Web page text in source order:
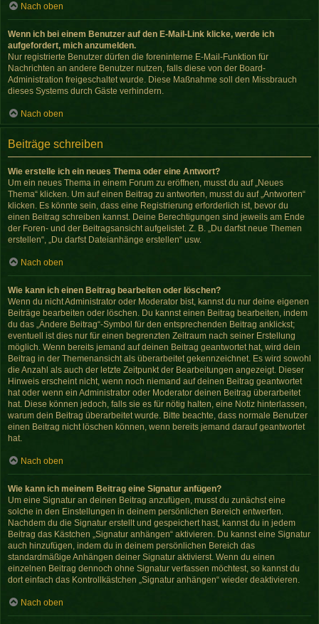
Nach oben
Wenn ich bei einem Benutzer auf den E-Mail-Link klicke, werde ich
aufgefordert, mich anzumelden.
Nur registrierte Benutzer dürfen die foreninterne E-Mail-Funktion für
Nachrichten an andere Benutzer nutzen, falls diese von der Board-
Administration freigeschaltet wurde. Diese Maßnahme soll den Missbrauch
dieses Systems durch Gäste verhindern.
Nach oben
Beiträge schreiben
Wie erstelle ich ein neues Thema oder eine Antwort?
Um ein neues Thema in einem Forum zu eröffnen, musst du auf „Neues
Thema“ klicken. Um auf einen Beitrag zu antworten, musst du auf „Antworten“
klicken. Es könnte sein, dass eine Registrierung erforderlich ist, bevor du
einen Beitrag schreiben kannst. Deine Berechtigungen sind jeweils am Ende
der Foren- und der Beitragsansicht aufgelistet. Z. B. „Du darfst neue Themen
erstellen“, „Du darfst Dateianhänge erstellen“ usw.
Nach oben
Wie kann ich einen Beitrag bearbeiten oder löschen?
Wenn du nicht Administrator oder Moderator bist, kannst du nur deine eigenen
Beiträge bearbeiten oder löschen. Du kannst einen Beitrag bearbeiten, indem
du das „Ändere Beitrag“-Symbol für den entsprechenden Beitrag anklickst;
eventuell ist dies nur für einen begrenzten Zeitraum nach seiner Erstellung
möglich. Wenn bereits jemand auf deinen Beitrag geantwortet hat, wird dein
Beitrag in der Themenansicht als überarbeitet gekennzeichnet. Es wird sowohl
die Anzahl als auch der letzte Zeitpunkt der Bearbeitungen angezeigt. Dieser
Hinweis erscheint nicht, wenn noch niemand auf deinen Beitrag geantwortet
hat oder wenn ein Administrator oder Moderator deinen Beitrag überarbeitet
hat. Diese können jedoch, falls sie es für nötig halten, eine Notiz hinterlassen,
warum dein Beitrag überarbeitet wurde. Bitte beachte, dass normale Benutzer
einen Beitrag nicht löschen können, wenn bereits jemand darauf geantwortet
hat.
Nach oben
Wie kann ich meinem Beitrag eine Signatur anfügen?
Um eine Signatur an deinen Beitrag anzufügen, musst du zunächst eine
solche in den Einstellungen in deinem persönlichen Bereich entwerfen.
Nachdem du die Signatur erstellt und gespeichert hast, kannst du in jedem
Beitrag das Kästchen „Signatur anhängen“ aktivieren. Du kannst eine Signatur
auch hinzufügen, indem du in deinem persönlichen Bereich das
standardmäßige Anhängen deiner Signatur aktivierst. Wenn du einen
einzelnen Beitrag dennoch ohne Signatur verfassen möchtest, so kannst du
dort einfach das Kontrollkästchen „Signatur anhängen“ wieder deaktivieren.
Nach oben